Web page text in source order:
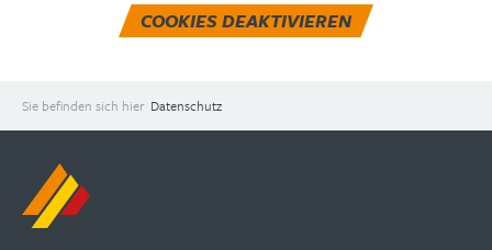
COOKIES DEAKTIVIEREN
Sie befinden sich hier Datenschutz